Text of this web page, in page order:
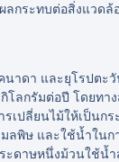
ลกระทบต่อสิ่งแวดล้
นาดา และยุโรปตะ
โลกรัมต่อปี โดยทา
รเปลี่ยนไม้ให้เป็นก
มลพิษ และใช้น้ำใน
ะดาษหนึ่งม้วนใช้น้ำ